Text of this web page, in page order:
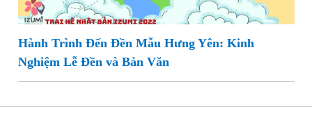
Hành Trình Đến Đền Mẫu Hưng Yên: Kinh
Nghiệm Lễ Đền và Bản Văn